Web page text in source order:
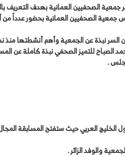
الصحفيين العمانية بهدف التعريف
جمعية الصحفيين العمانية بحضور عدداً
السر نبذة عن الجمعية وأهم أنشطتها منذ
الصباح للتميز الصحفي نبذة كاملة عن
.
الخليج العربي حيث ستفتح المسابقة
والوفد الزائر .